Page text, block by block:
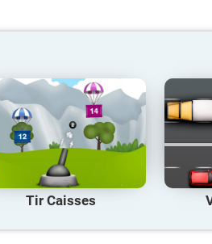
Tir Caisses